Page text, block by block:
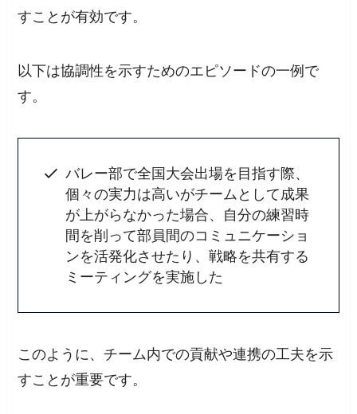
すことが有効です。
以下は協調性を示すためのエピソードの一例で
す。
バレー部で全国大会出場を目指す際、
個々の実力は高いがチームとして成果
が上がらなかった場合、自分の練習時
間を削って部員間のコミュニケーショ
ンを活発化させたり、戦略を共有する
ミーティングを実施した
このように、チーム内での貢献や連携の工夫を示
すことが重要です。